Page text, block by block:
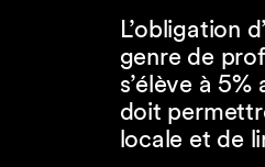
L’obligation
genre de
s’élève à 5%
doit
locale et de